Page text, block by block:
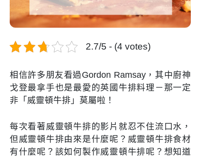
2.7/5 - (4 votes)
相信許多朋友看過Gordon Ramsay，其中廚神
戈登最拿手也是最愛的英國牛排料理－那一定
非「威靈頓牛排」莫屬啦！
每次看著威靈頓牛排的影片就忍不住流口水，
但威靈頓牛排由來是什麼呢？威靈頓牛排食材
有什麼呢？該如何製作威靈頓牛排呢？想知道